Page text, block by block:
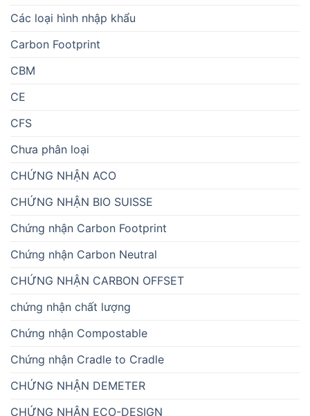
Các loại hình nhập khẩu
Carbon Footprint
CBM
CE
CFS
Chưa phân loại
CHỨNG NHẬN ACO
CHỨNG NHẬN BIO SUISSE
Chứng nhận Carbon Footprint
Chứng nhận Carbon Neutral
CHỨNG NHẬN CARBON OFFSET
chứng nhận chất lượng
Chứng nhận Compostable
Chứng nhận Cradle to Cradle
CHỨNG NHẬN DEMETER
CHỨNG NHẬN ECO-DESIGN